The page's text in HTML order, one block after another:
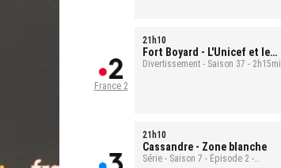
France 2
21h10
Fort Boyard - L'Unicef et le
Refuge
Divertissement - Saison 37 -
21h10
Cassandre - Zone blanche
Série - Saison 7 - Épisode 2 -